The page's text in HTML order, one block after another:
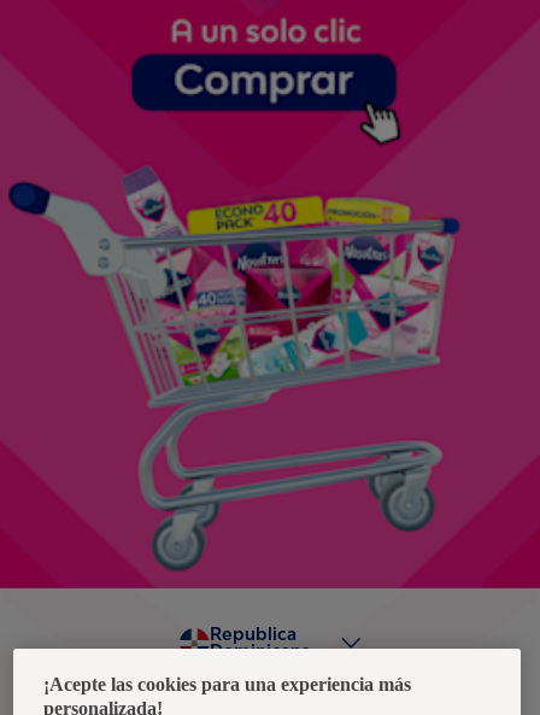
Republica
Dominicana
¡Acepte las cookies para una experiencia más
personalizada!